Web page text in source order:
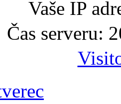
Vaše IP
Čas serveru: